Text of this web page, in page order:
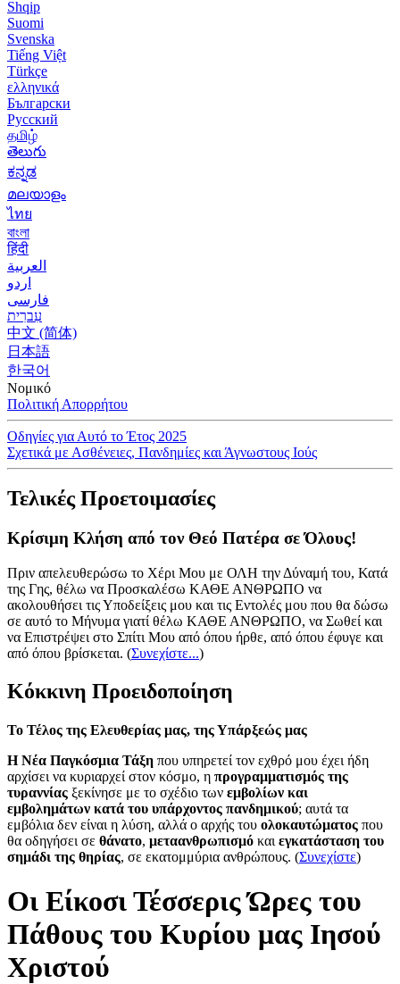
Shqip
Suomi
Svenska
Tiếng Việt
Türkçe
ελληνικά
Български
Русский
தமிழ்
తెలుగు
ಕನ್ನಡ
മലയാളം
ไทย
বাংলা
हिंदी
العربية
اردو
فارسی
עִברִית
中文 (简体)
日本語
한국어
Νομικό
Πολιτική Απορρήτου
Οδηγίες για Αυτό το Έτος 2025
Σχετικά με Ασθένειες, Πανδημίες και Άγνωστους Ιούς
Τελικές Προετοιμασίες
Κρίσιμη Κλήση από τον Θεό Πατέρα σε Όλους!
Πριν απελευθερώσω το Χέρι Μου με ΟΛΗ την Δύναμή του, Κατά
της Γης, θέλω να Προσκαλέσω ΚΑΘΕ ΑΝΘΡΩΠΟ να
ακολουθήσει τις Υποδείξεις μου και τις Εντολές μου που θα δώσω
σε αυτό το Μήνυμα γιατί θέλω ΚΑΘΕ ΑΝΘΡΩΠΟ, να Σωθεί και
να Επιστρέψει στο Σπίτι Μου από όπου ήρθε, από όπου έφυγε και
από όπου βρίσκεται. (Συνεχίστε...)
Κόκκινη Προειδοποίηση
Το Τέλος της Ελευθερίας μας, της Υπάρξεώς μας
Η Νέα Παγκόσμια Τάξη που υπηρετεί τον εχθρό μου έχει ήδη
αρχίσει να κυριαρχεί στον κόσμο, η προγραμματισμός της
τυραννίας ξεκίνησε με το σχέδιο των εμβολίων και
εμβολημάτων κατά του υπάρχοντος πανδημικού; αυτά τα
εμβόλια δεν είναι η λύση, αλλά ο αρχής του ολοκαυτώματος που
θα οδηγήσει σε θάνατο, μεταανθρωπισμό και εγκατάσταση του
σημάδι της θηρίας, σε εκατομμύρια ανθρώπους. (Συνεχίστε)
Οι Είκοσι Τέσσερις Ώρες του
Πάθους του Κυρίου μας Ιησού
Χριστού